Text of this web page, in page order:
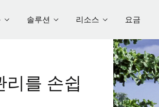
솔루션 리소스 요금
리를 손쉽